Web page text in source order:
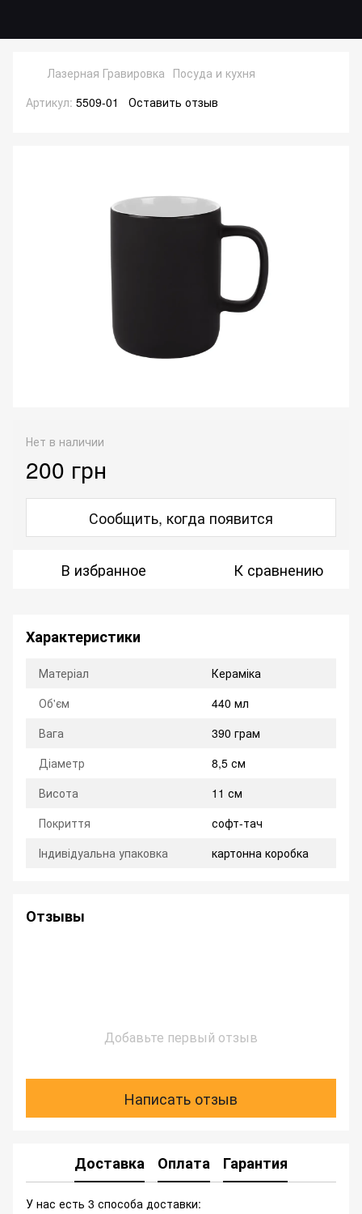
Лазерная Гравировка Посуда и кухня
Артикул: 5509-01 Оставить отзыв
Нет в наличии
200 грн
Сообщить, когда появится
В избранное К сравнению
Характеристики
Матеріал
Кераміка
Об'єм
440 мл
Вага
390 грам
Діаметр
8,5 см
Висота
11 см
Покриття
софт-тач
Індивідуальна упаковка
картонна коробка
Отзывы
Добавьте первый отзыв
Написать отзыв
Доставка Оплата Гарантия
У нас есть 3 способа доставки: